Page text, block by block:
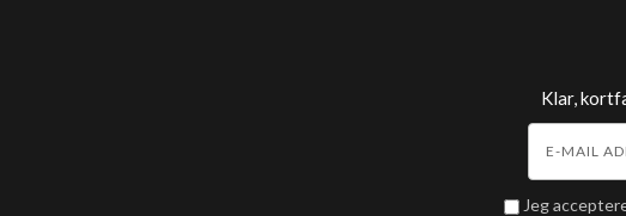
Klar,
Jeg